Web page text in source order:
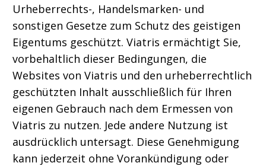
Urheberrechts-, Handelsmarken- und
sonstigen Gesetze zum Schutz des geistigen
Eigentums geschützt. Viatris ermächtigt Sie,
vorbehaltlich dieser Bedingungen, die
Websites von Viatris und den urheberrechtlich
geschützten Inhalt ausschließlich für Ihren
eigenen Gebrauch nach dem Ermessen von
Viatris zu nutzen. Jede andere Nutzung ist
ausdrücklich untersagt. Diese Genehmigung
kann jederzeit ohne Vorankündigung oder